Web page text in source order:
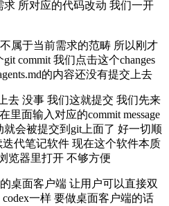
求 所对应的代码改动 我们一开
属于当前需求的范畴 所以刚才
commit 我们点击这个changes
的内容还没有提交上去
去 没事 我们这就提交 我们先来
里面输入对应的commit message
就会被提交到git上面了 好一切顺
代笔记软件 现在这个软件本质
览器里打开 不够方便
桌面客户端 让用户可以直接双
一样 要做桌面客户端的话